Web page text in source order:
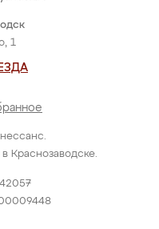
Краснозаводске.
1